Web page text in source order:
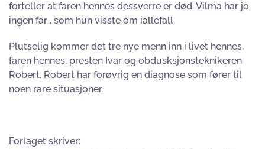
forteller at faren hennes dessverre er død. Vilma har jo
ingen far... som hun visste om iallefall.
Plutselig kommer det tre nye menn inn i livet hennes,
faren hennes, presten Ivar og obdusksjonsteknikeren
Robert. Robert har forøvrig en diagnose som fører til
noen rare situasjoner.
Forlaget skriver: